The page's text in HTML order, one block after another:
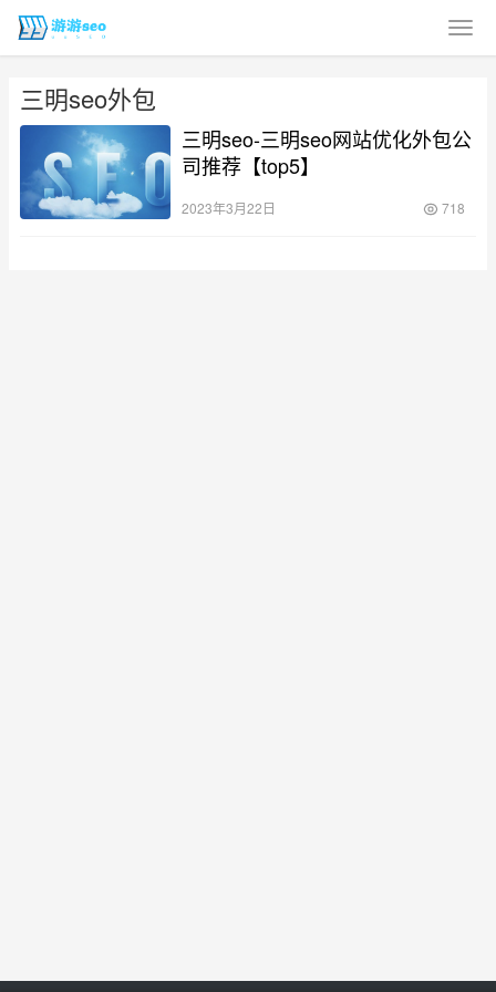
三明seo外包
三明seo-三明seo网站优化外包公
司推荐【top5】
2023年3月22日 718